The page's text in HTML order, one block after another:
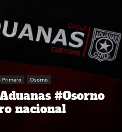
Primero Osorno
#Osorno
nacional